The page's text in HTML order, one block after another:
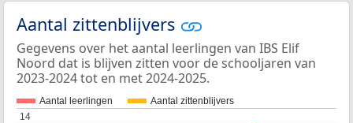
Aantal zittenblijvers
Gegevens over het aantal leerlingen van IBS Elif
Noord dat is blijven zitten voor de schooljaren van
2023-2024 tot en met 2024-2025.
Aantal leerlingen Aantal zittenblijvers
14
14